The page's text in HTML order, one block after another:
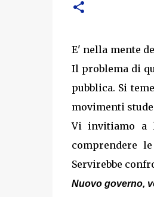
E' nella mente
Il problema di
pubblica. Si
movimenti
Vi invitiamo a
comprendere
Servirebbe
Nuovo governo,